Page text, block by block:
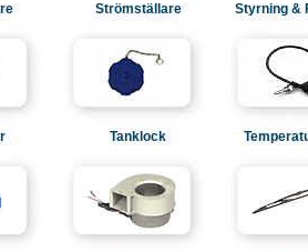
Strömställare Styrning &
Tanklock